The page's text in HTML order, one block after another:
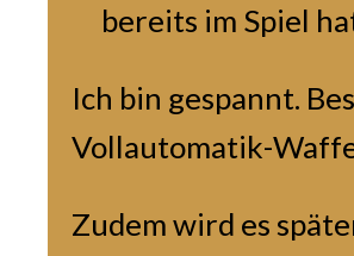
bereits im Spiel
Ich bin gespannt.
Vollautomatik-
Zudem wird es